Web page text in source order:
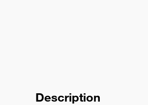
Description